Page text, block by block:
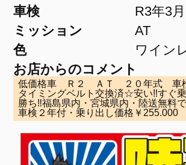
車検
R3年3月
ミッション
AT
色
ワイン
お店からのコメント
低価格車 Ｒ２ ＡＴ ２０年式 車検
タイミングベルト交換済☆安い‼すぐ
勝ち‼福島県内・宮城県内・陸送無料
車検２年付・乗り出し価格￥255.000